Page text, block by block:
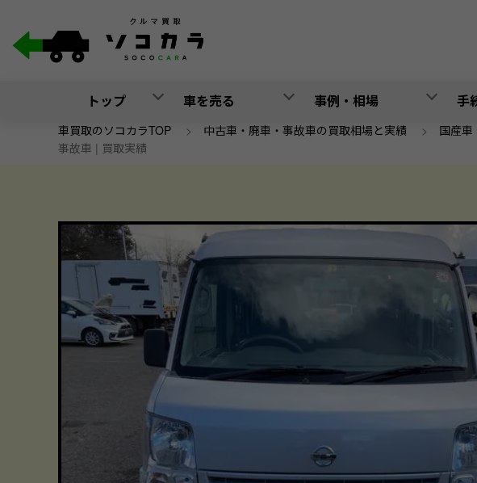
トップ 車を売る 事例・相場 手
車買取のソコカラTOP > 中古車・廃車・事故車の買取相場と実績 > 国産車
事故車 | 買取実績